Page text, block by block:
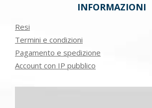
INFORMAZIONI
Resi
Termini e condizioni
Pagamento e spedizione
Account con IP pubblico